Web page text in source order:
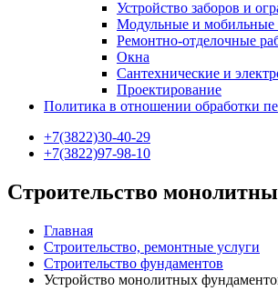
Устройство заборов и
Модульные и мобильные
Ремонтно-отделочные
Окна
Сантехнические и
Проектирование
Политика в отношении обработки
+7(3822)30-40-29
+7(3822)97-98-10
Строительство
Главная
Строительство, ремонтные услуги
Строительство фундаментов
Устройство монолитных